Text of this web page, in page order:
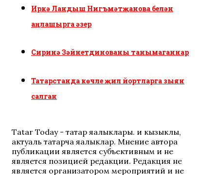
Иркә Ландыш Нигъмәтҗанова белән
аңлашырга әзер
Сиринә Зәйнетдинованы танымаганнар
Татарстанда көчле җил йортларга зыян
салган
Tatar Today - татар яңалыклары. иң кызыклы,
актуаль татарча яңалыклар. Мнение автора
публикации является субъективным и не
является позицией редакции. Редакция не
является организатором мероприятий и не